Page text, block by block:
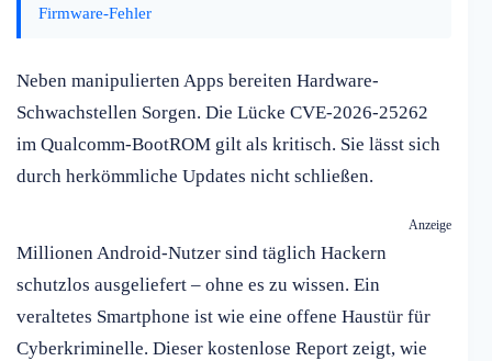
Firmware-Fehler
Neben manipulierten Apps bereiten Hardware-
Schwachstellen Sorgen. Die Lücke CVE-2026-25262
im Qualcomm-BootROM gilt als kritisch. Sie lässt sich
durch herkömmliche Updates nicht schließen.
Anzeige
Millionen Android-Nutzer sind täglich Hackern
schutzlos ausgeliefert – ohne es zu wissen. Ein
veraltetes Smartphone ist wie eine offene Haustür für
Cyberkriminelle. Dieser kostenlose Report zeigt, wie